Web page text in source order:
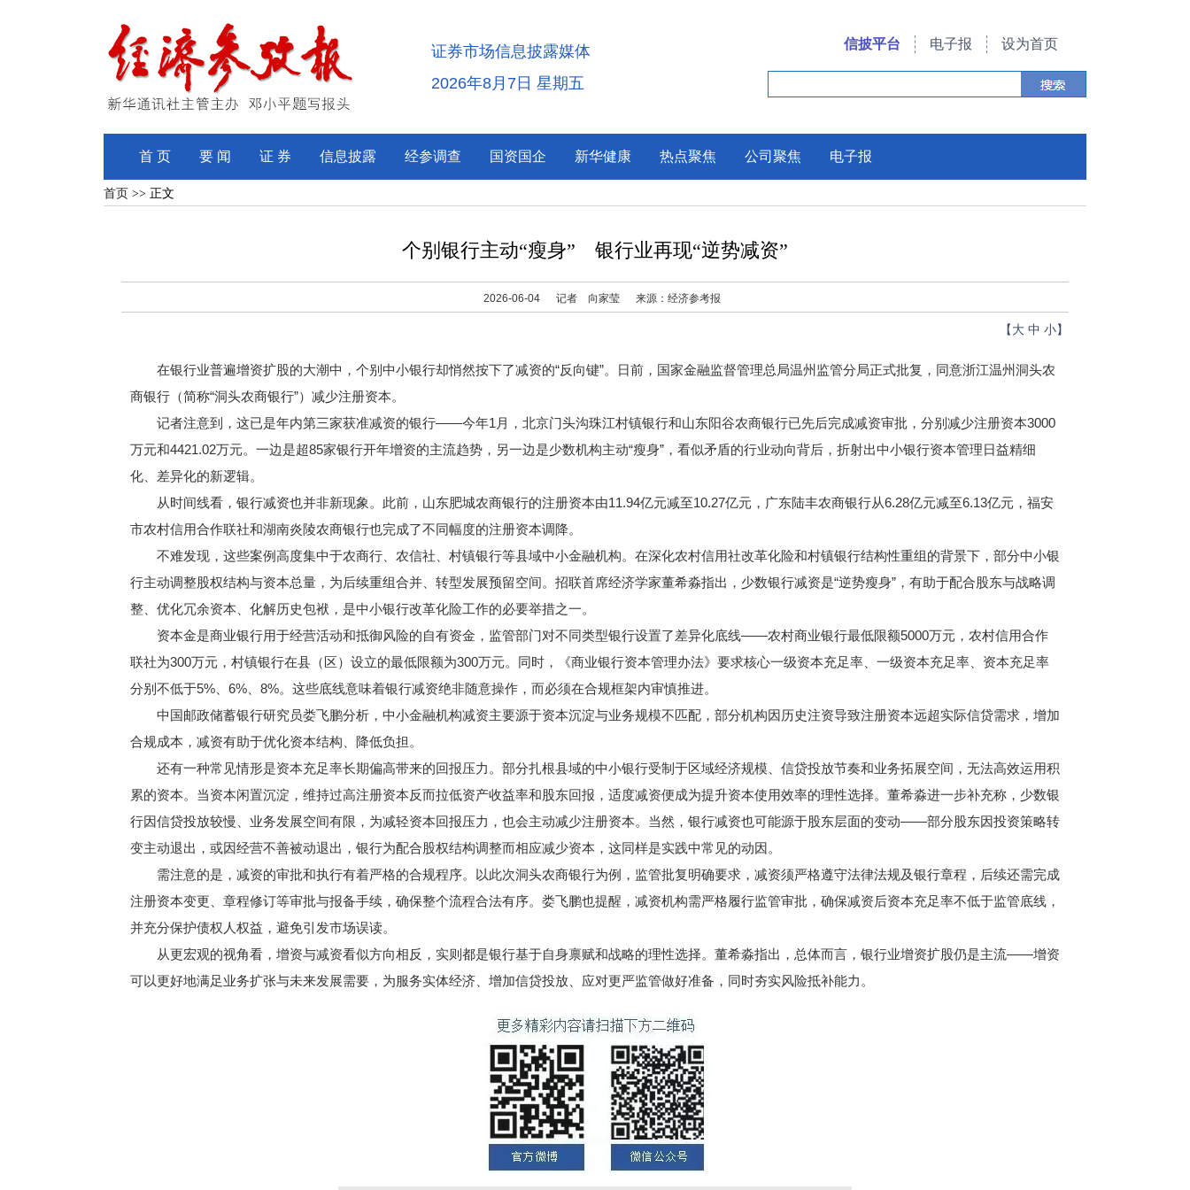
证券市场信息披露媒体
2026年8月7日 星期五
信披平台 电子报 设为首页
首 页 要 闻 证 券 信息披露 经参调查 国资国企 新华健康 热点聚焦 公司聚焦 电子报
首页 >> 正文
个别银行主动“瘦身” 银行业再现“逆势减资”
2026-06-04 记者 向家莹 来源：经济参考报
【 大 中 小】
在银行业普遍增资扩股的大潮中，个别中小银行却悄然按下了减资的“反向键”。日前，国家金融监督管理总局温州监管分局正式批复，同意浙江温州洞头农
商银行（简称“洞头农商银行”）减少注册资本。
记者注意到，这已是年内第三家获准减资的银行——今年1月，北京门头沟珠江村镇银行和山东阳谷农商银行已先后完成减资审批，分别减少注册资本3000
万元和4421.02万元。一边是超85家银行开年增资的主流趋势，另一边是少数机构主动“瘦身”，看似矛盾的行业动向背后，折射出中小银行资本管理日益精细
化、差异化的新逻辑。
从时间线看，银行减资也并非新现象。此前，山东肥城农商银行的注册资本由11.94亿元减至10.27亿元，广东陆丰农商银行从6.28亿元减至6.13亿元，福安
市农村信用合作联社和湖南炎陵农商银行也完成了不同幅度的注册资本调降。
不难发现，这些案例高度集中于农商行、农信社、村镇银行等县域中小金融机构。在深化农村信用社改革化险和村镇银行结构性重组的背景下，部分中小银
行主动调整股权结构与资本总量，为后续重组合并、转型发展预留空间。招联首席经济学家董希淼指出，少数银行减资是“逆势瘦身”，有助于配合股东与战略调
整、优化冗余资本、化解历史包袱，是中小银行改革化险工作的必要举措之一。
资本金是商业银行用于经营活动和抵御风险的自有资金，监管部门对不同类型银行设置了差异化底线——农村商业银行最低限额5000万元，农村信用合作
联社为300万元，村镇银行在县（区）设立的最低限额为300万元。同时，《商业银行资本管理办法》要求核心一级资本充足率、一级资本充足率、资本充足率
分别不低于5%、6%、8%。这些底线意味着银行减资绝非随意操作，而必须在合规框架内审慎推进。
中国邮政储蓄银行研究员娄飞鹏分析，中小金融机构减资主要源于资本沉淀与业务规模不匹配，部分机构因历史注资导致注册资本远超实际信贷需求，增加
合规成本，减资有助于优化资本结构、降低负担。
还有一种常见情形是资本充足率长期偏高带来的回报压力。部分扎根县域的中小银行受制于区域经济规模、信贷投放节奏和业务拓展空间，无法高效运用积
累的资本。当资本闲置沉淀，维持过高注册资本反而拉低资产收益率和股东回报，适度减资便成为提升资本使用效率的理性选择。董希淼进一步补充称，少数银
行因信贷投放较慢、业务发展空间有限，为减轻资本回报压力，也会主动减少注册资本。当然，银行减资也可能源于股东层面的变动——部分股东因投资策略转
变主动退出，或因经营不善被动退出，银行为配合股权结构调整而相应减少资本，这同样是实践中常见的动因。
需注意的是，减资的审批和执行有着严格的合规程序。以此次洞头农商银行为例，监管批复明确要求，减资须严格遵守法律法规及银行章程，后续还需完成
注册资本变更、章程修订等审批与报备手续，确保整个流程合法有序。娄飞鹏也提醒，减资机构需严格履行监管审批，确保减资后资本充足率不低于监管底线，
并充分保护债权人权益，避免引发市场误读。
从更宏观的视角看，增资与减资看似方向相反，实则都是银行基于自身禀赋和战略的理性选择。董希淼指出，总体而言，银行业增资扩股仍是主流——增资
可以更好地满足业务扩张与未来发展需要，为服务实体经济、增加信贷投放、应对更严监管做好准备，同时夯实风险抵补能力。